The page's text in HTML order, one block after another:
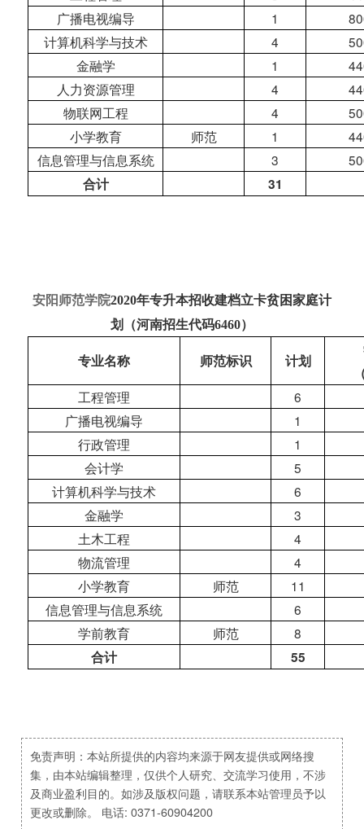
广播电视编导
1
计算机科学与技术
4
金融学
1
人力资源管理
4
物联网工程
4
小学教育
师范 1
信息管理与信息系统
3
合计
31
安阳师范学院2020年专升本招收建档立卡贫困家庭计
划（河南招生代码6460）
专业名称 师范标识 计划
工程管理
6
广播电视编导
1
行政管理
1
会计学
5
计算机科学与技术
6
金融学
3
土木工程
4
物流管理
4
小学教育
师范
11
信息管理与信息系统
6
学前教育
师范
8
合计
55
免责声明：本站所提供的内容均来源于网友提供或网络搜
集，由本站编辑整理，仅供个人研究、交流学习使用，不涉
及商业盈利目的。如涉及版权问题，请联系本站管理员予以
更改或删除。 电话: 0371-60904200